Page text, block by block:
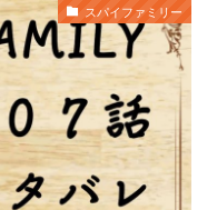
スパイファミリー